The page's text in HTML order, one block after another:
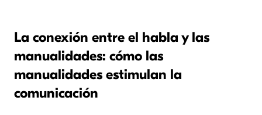
La conexión entre el habla y las
manualidades: cómo las
manualidades estimulan la
comunicación